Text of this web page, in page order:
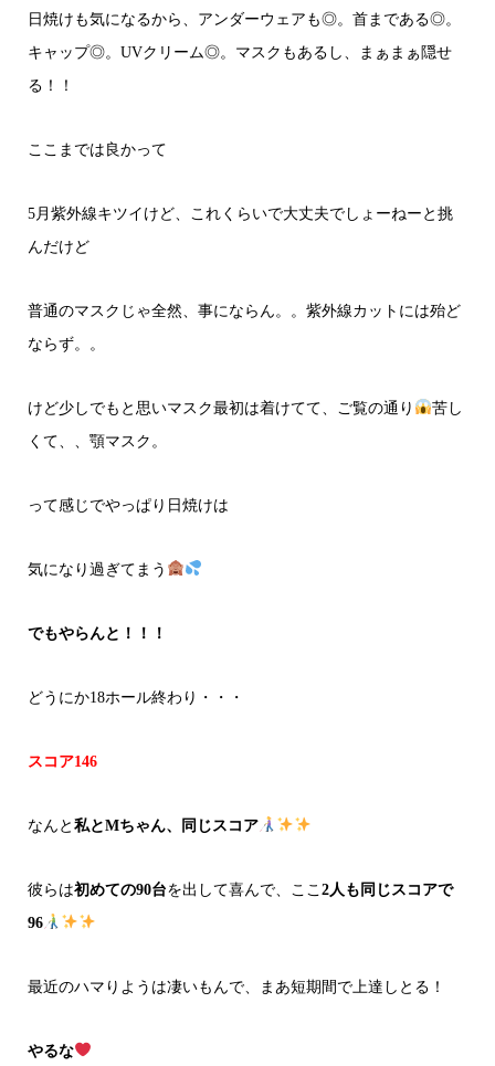
日焼けも気になるから、アンダーウェアも◎。首まである◎。
キャップ◎。UVクリーム◎。マスクもあるし、まぁまぁ隠せ
る！！
ここまでは良かって
5月紫外線キツイけど、これくらいで大丈夫でしょーねーと挑
んだけど
普通のマスクじゃ全然、事にならん。。紫外線カットには殆ど
ならず。。
けど少しでもと思いマスク最初は着けてて、ご覧の通り
苦し
くて、、顎マスク。
って感じでやっぱり日焼けは
気になり過ぎてまう
でもやらんと！！！
どうにか18ホール終わり・・・
スコア146
なんと 私とMちゃん、同じスコア
彼らは初めての90台を出して喜んで、ここ 2人も同じスコアで
96
最近のハマりようは凄いもんで、まあ短期間で上達しとる！
やるな